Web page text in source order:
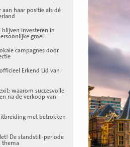
haar positie als dé
investeren in
groei
campagnes door
Erkend Lid van
waarom succesvolle
na de verkoop van
met betrokken
De standstill-periode
thema